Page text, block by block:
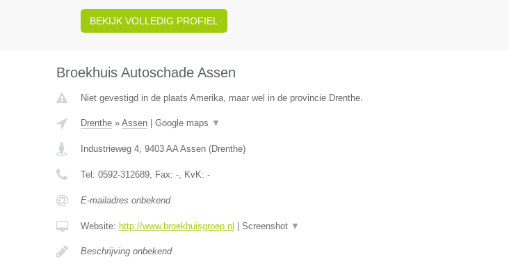
BEKIJK VOLLEDIG PROFIEL
Broekhuis Autoschade Assen
Niet gevestigd in de plaats Amerika, maar wel in de provincie Drenthe.
Drenthe» Assen| Google maps ▼
Industrieweg 4, 9403 AA Assen(Drenthe)
Tel: 0592-312689, Fax: -, KvK: -
E-mailadres onbekend
Website: http://www.broekhuisgroep.nl Screenshot ▼
Beschrijving onbekend